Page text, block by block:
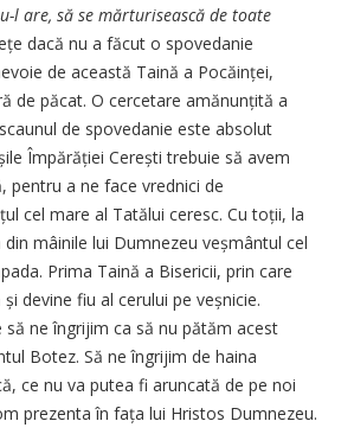
l are, să se mărturisească de toate
dacă nu a făcut o spovedanie
de această Taină a Po­căinței,
de păcat. O cercetare amă­nunțită a
de spovedanie este absolut
Împărăției Cerești trebuie să avem
pentru a ne face vrednici de
cel mare al Tatălui ceresc. Cu toții, la
mâinile lui Dumnezeu veșmântul cel
Prima Taină a Bisericii, prin care
devine fiu al cerului pe veșnicie.
ne îngrijim ca să nu pătăm acest
Botez. Să ne îngrijim de haina
ce nu va putea fi aruncată de pe noi
prezenta în fața lui Hristos Dumnezeu.